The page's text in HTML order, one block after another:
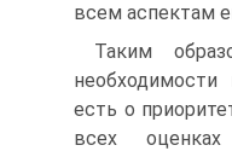
всем аспектам
Таким
необходимости
есть о
всех оценках